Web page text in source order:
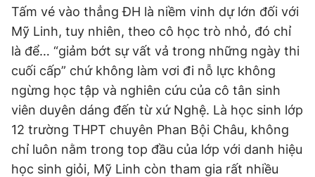
Đặt báo Quảng cáo RSS Tòa soạn Chính sách bảo
Tổng biên tập: Nguyễn Ngọc Toàn
Phó tổng biên tập thường trực: Hải Thành
Phó tổng biên tập: Lâm Hiếu Dũng
Phó tổng biên tập: Trần Việt Hưng
Tổng thư ký tòa soạn: Đức Trung
Giấy phép xuất bản số 110/GP - BTTTT cấp ngày 24.3.2020
© 2003-2026 Bản quyền thuộc về Báo Thanh Niên. Cấm sao
chép dưới mọi hình thức nếu không có sự chấp thuận bằng văn
bản. Phát triển bởi ePi Technologies, JSC.
Tấm vé vào thẳng ĐH là niềm vinh dự lớn đối với
Mỹ Linh, tuy nhiên, theo cô học trò nhỏ, đó chỉ
là để… “giảm bớt sự vất vả trong những ngày thi
cuối cấp” chứ không làm vơi đi nỗ lực không
ngừng học tập và nghiên cứu của cô tân sinh
viên duyên dáng đến từ xứ Nghệ. Là học sinh lớp
12 trường THPT chuyên Phan Bội Châu, không
chỉ luôn nằm trong top đầu của lớp với danh hiệu
học sinh giỏi, Mỹ Linh còn tham gia rất nhiều